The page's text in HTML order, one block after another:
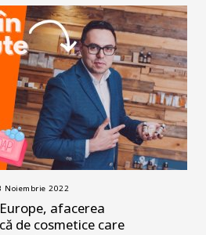
Noiembrie 2022
afacerea
de cosmetice care